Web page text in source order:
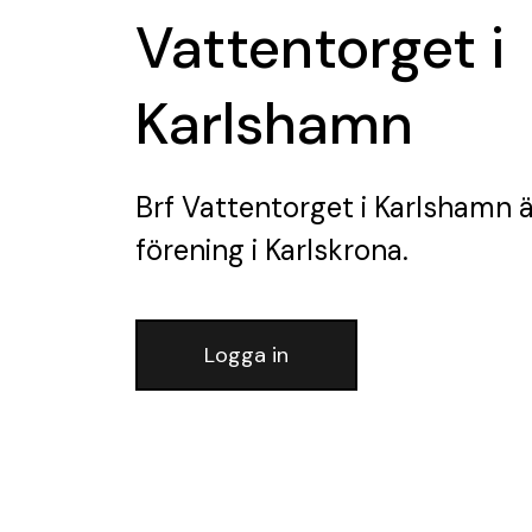
Vattentorget i
Karlshamn
Brf Vattentorget i Karlshamn
förening i Karlskrona.
Logga in